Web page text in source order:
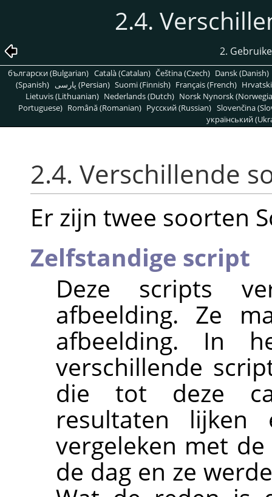
2.4.
2.
български (Bulgarian) Català (Catalan) Čeština (Czech) Dansk (Danish)
(Spanish)
پارسی (Persian) Suomi (Finnish) Français (French)
Lietuvis (Lithuanian) Nederlands (Dutch) Norsk Nynorsk
Portuguese) Română (Romanian) Pусский (Russian) Slovenčina
український
2.4. Verschillende
Er zijn twee soorten
Zelfstandige script
Deze scripts
afbeelding. Ze
afbeelding. In
verschillende
die tot deze
resultaten lijken
vergeleken met
de dag en ze